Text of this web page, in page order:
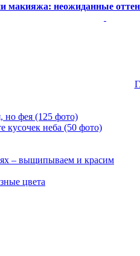
макияжа: неожиданные
но фея (125 фото)
кусочек неба (50 фото)
– выщипываем и красим
цвета